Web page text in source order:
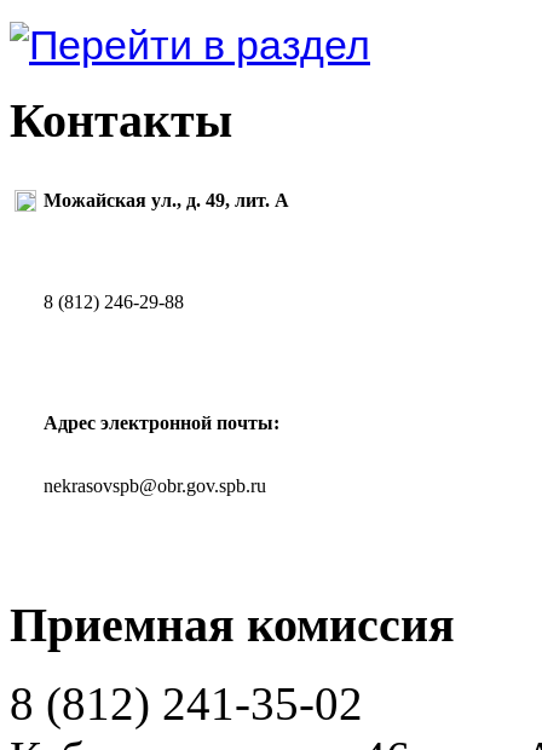
Контакты
Можайская ул., д. 49, лит. А
8 (812) 246-29-88
Адрес электронной почты:
nekrasovspb@obr.gov.spb.ru
Приемная комиссия
8 (812) 241-35-02